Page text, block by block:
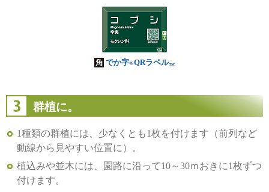
でか字®QRラベル™
群植に。
1種類の群植には、少なくとも1枚を付けます（前列など
動線から見やすい位置に）。
植込みや並木には、園路に沿って10～30ｍおきに1枚ずつ
付けます。